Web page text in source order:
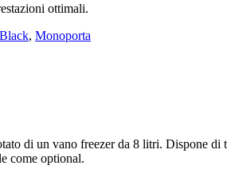
ottimali.
, Monoporta
di un vano freezer da 8 litri. Dispone di
come optional.